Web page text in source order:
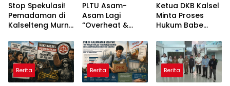
Stop Spekulasi!
Pemadaman di
Kalselteng Murni
Stok Batu Bara
Dipastikan Aman!
PLTU Asam-
Asam Lagi
“Overheat &
Dikebut “Fixing”
Biar Kalsel Nggak
Makin Mati
Lampu!
Ketua DKB Kalsel
Minta Proses
Hukum Babe
Berjalan Objektif,
Tanpa Intervensi
Aksi
Berita Berita Berita